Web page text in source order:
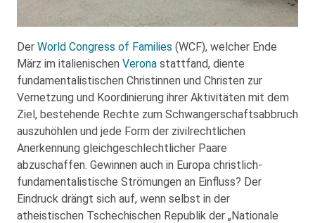
Der World Congress of Families (WCF), welcher Ende
März im italienischen Verona stattfand, diente
fundamentalistischen Christinnen und Christen zur
Vernetzung und Koordinierung ihrer Aktivitäten mit dem
Ziel, bestehende Rechte zum Schwangerschaftsabbruch
auszuhöhlen und jede Form der zivilrechtlichen
Anerkennung gleichgeschlecht­licher Paare
abzuschaffen. Gewinnen auch in Europa christlich-
fundamentalistische Strömungen an Einfluss? Der
Eindruck drängt sich auf, wenn selbst in der
atheistischen Tschechischen Republik der „Nationale